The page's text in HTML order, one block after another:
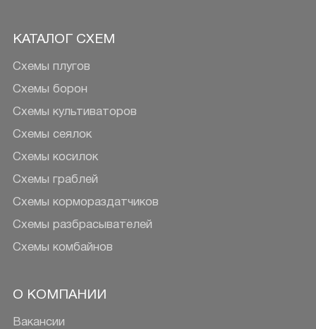
КАТАЛОГ СХЕМ
Схемы плугов
Схемы борон
Схемы культиваторов
Схемы сеялок
Схемы косилок
Схемы граблей
Схемы кормораздатчиков
Схемы разбрасывателей
Схемы комбайнов
О КОМПАНИИ
Вакансии